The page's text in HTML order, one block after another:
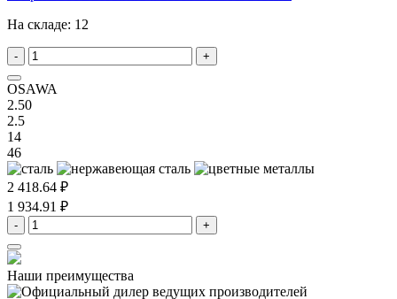
На складе: 12
- +
OSAWA
2.50
2.5
14
46
2 418.64 ₽
1 934.91 ₽
- +
Наши преимущества